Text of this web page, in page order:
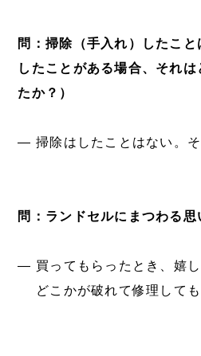
問：掃除（手入れ）したこ
したことがある場合、それ
たか？）
― 掃除はしたことはない。そ
問：ランドセルにまつわる思
― 買ってもらったとき、嬉し
どこかが破れて修理しても